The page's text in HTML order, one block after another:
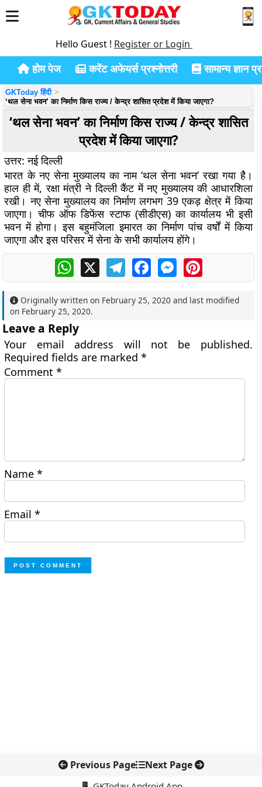
Hello Guest ! Register or Login
होम पेज करेंट अफेयर्स प्रश्नोत्तरी सामान्य ज्ञान
GKToday हिंदी
‘थल सेना भवन’ का निर्माण किस राज्य / केन्द्र शासित प्रदेश में किया जाएगा?
‘थल सेना भवन’ का निर्माण किस राज्य / केन्द्र शासित
प्रदेश में किया जाएगा?
उत्तर: नई दिल्ली
भारत के नए सेना मुख्यालय का नाम ‘थल सेना भवन’ रखा गया है।
हाल ही में, रक्षा मंत्री ने दिल्ली कैंट में नए मुख्यालय की आधारशिला
रखी। नए सेना मुख्यालय का निर्माण लगभग 39 एकड़ क्षेत्र में किया
जाएगा। चीफ ऑफ डिफेंस स्टाफ (सीडीएस) का कार्यालय भी इसी
भवन में होगा। इस बहुमंजिला इमारत का निर्माण पांच वर्षों में किया
जाएगा और इस परिसर में सेना के सभी कार्यालय होंगे।
WhatsApp
X TelegramFacebookMessengerPinterest
Originally written on February 25, 2020 and last modified
on February 25, 2020.
Leave a Reply
Your email address will not be published.
Required fields are marked*
Comment*
Name*
Email*
Previous Page Next Page